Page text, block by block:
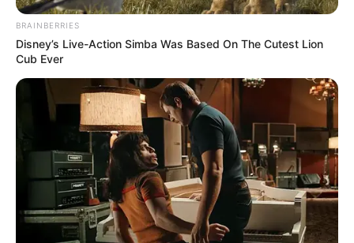
τσάντες θα πρέπει να
καρναβάλια
24.01.2026, 02:23
Σταμάτησαν τρένο έξω
από τη Χαλκίδα, δείτε τι
συνέβη πραγματικά
17.12.2025, 07:17
BRAINBERRIES
Disney’s Live-Action Simba Was Based On The Cutest Lion
Cub Ever